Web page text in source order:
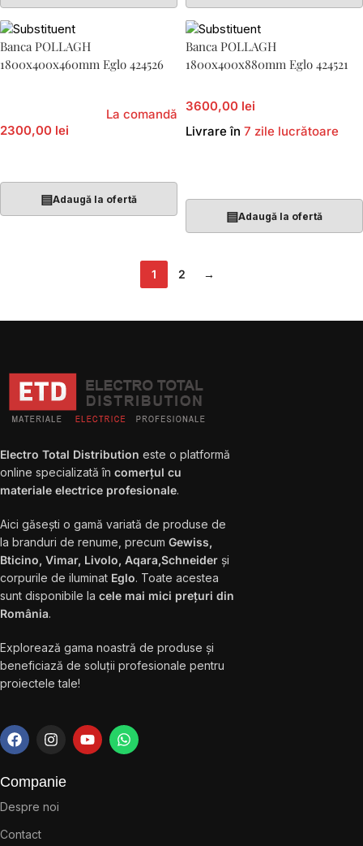
Banca POLLAGH
1800x400x460mm Eglo 424526
2300,00 lei
La comandă
▤Adaugă la ofertă
Banca POLLAGH
1800x400x880mm Eglo 424521
3600,00 lei
Livrare în 7 zile lucrătoare
▤Adaugă la ofertă
1 2 →
Electro Total Distribution este o platformă
online specializată în comerțul cu
materiale electrice profesionale.
Aici găsești o gamă variată de produse de
la branduri de renume, precum Gewiss,
Bticino, Vimar, Livolo, Aqara,Schneider și
corpurile de iluminat Eglo. Toate acestea
sunt disponibile la cele mai mici prețuri din
România.
Explorează gama noastră de produse și
beneficiază de soluții profesionale pentru
proiectele tale!
Companie
Despre noi
Contact